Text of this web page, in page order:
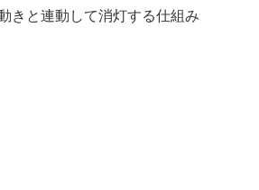
きと連動して消灯する仕組み